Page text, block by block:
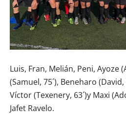
Luis, Fran, Melián, Peni, Ayoze
(Samuel, 75´), Beneharo (David,
Víctor (Texenery, 63´)y Maxi
Jafet Ravelo.